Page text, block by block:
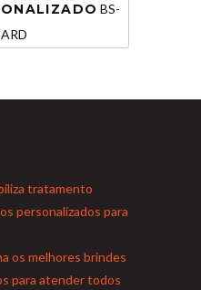
BS-
tratamento
personalizados para
os melhores brindes
para atender todos